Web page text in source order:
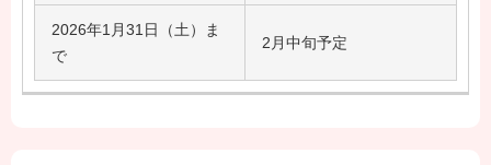
2026年1月31日（土）ま
で
2月中旬予定